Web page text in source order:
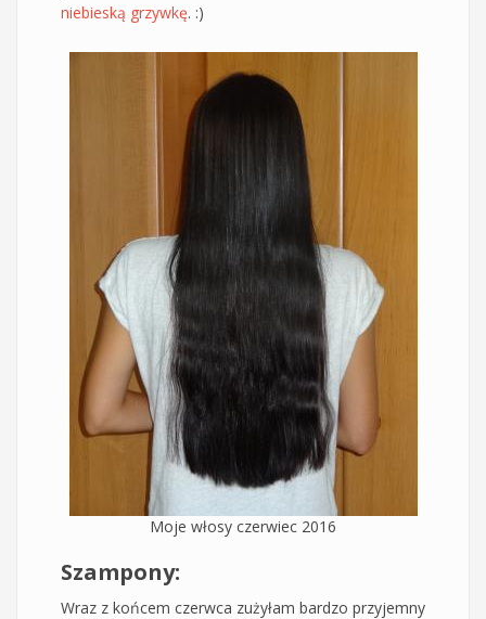
niebieską grzywkę. :)
Moje włosy czerwiec 2016
Szampony:
Wraz z końcem czerwca zużyłam bardzo przyjemny